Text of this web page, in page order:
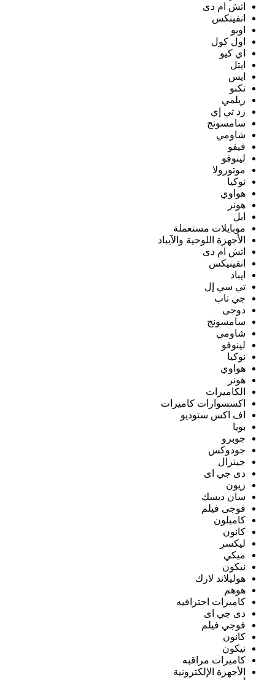
اتش ام دى
انفينكس
اوبو
اول كول
اي كيو
ايتل
ايس
تكنو
ريلمي
زد تي إي
سامسونج
شاومي
فيفو
لينوفو
موتورولا
نوكيا
هواوي
هونر
ابل
موبايلات مستعملة
الأجهزة اللوحية والآيباد
اتش ام دى
انفينيكس
ايباد
تي سي إل
جي تاب
دوجى
سامسونج
شاومي
لينوفو
نوكيا
هواوي
هونر
الكاميرات
اكسسوارات كاميرات
اف اكس ستوديو
بويا
جوبرو
جودوكس
جينرال
دى جي اى
زيون
سان ديسك
فوجى فيلم
كاميلون
كانون
ليكسر
ميكي
نيكون
هوليلاند لارك
هوهم
كاميرات احترافيه
دى جي اى
فوجي فيلم
كانون
نيكون
كاميرات مراقبه
الأجهزة الإلكترونية